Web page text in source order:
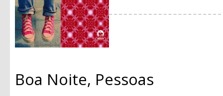
Boa Noite, Pessoas